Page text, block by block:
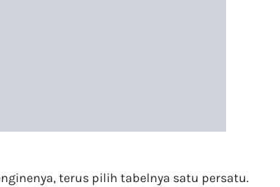
terus pilih tabelnya satu persatu.